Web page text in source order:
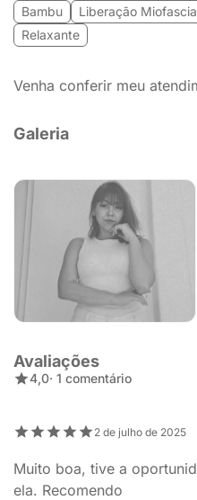
Bambu Liberação
Relaxante
Venha conferir meu
Galeria
Avaliações
4,0· 1 comentário
2 de julho de 2025
Muito boa, tive a
ela. Recomendo